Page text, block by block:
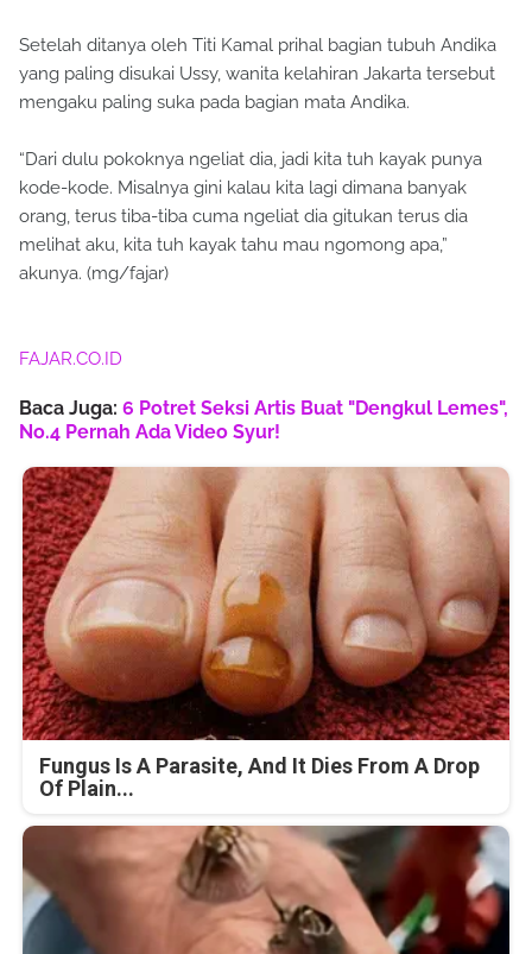
Setelah ditanya oleh Titi Kamal prihal bagian tubuh Andika
yang paling disukai Ussy, wanita kelahiran Jakarta tersebut
mengaku paling suka pada bagian mata Andika.
“Dari dulu pokoknya ngeliat dia, jadi kita tuh kayak punya
kode-kode. Misalnya gini kalau kita lagi dimana banyak
orang, terus tiba-tiba cuma ngeliat dia gitukan terus dia
melihat aku, kita tuh kayak tahu mau ngomong apa,”
akunya. (mg/fajar)
FAJAR.CO.ID
Baca Juga: 6 Potret Seksi Artis Buat "Dengkul Lemes",
No.4 Pernah Ada Video Syur!
Fungus Is A Parasite, And It Dies From A Drop
Of Plain...